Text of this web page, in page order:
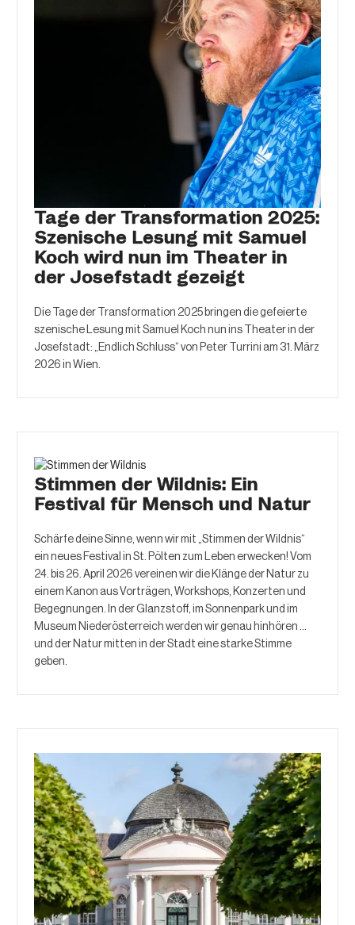
Tage der Transformation 2025:
Szenische Lesung mit Samuel
Koch wird nun im Theater in
der Josefstadt gezeigt
Die Tage der Transformation 2025 bringen die gefeierte
szenische Lesung mit Samuel Koch nun ins Theater in der
Josefstadt: „Endlich Schluss“ von Peter Turrini am 31. März
2026 in Wien.
Stimmen der Wildnis: Ein
Festival für Mensch und Natur
Schärfe deine Sinne, wenn wir mit „Stimmen der Wildnis“
ein neues Festival in St. Pölten zum Leben erwecken! Vom
24. bis 26. April 2026 vereinen wir die Klänge der Natur zu
einem Kanon aus Vorträgen, Workshops, Konzerten und
Begegnungen. In der Glanzstoff, im Sonnenpark und im
Museum Niederösterreich werden wir genau hinhören …
und der Natur mitten in der Stadt eine starke Stimme
geben.